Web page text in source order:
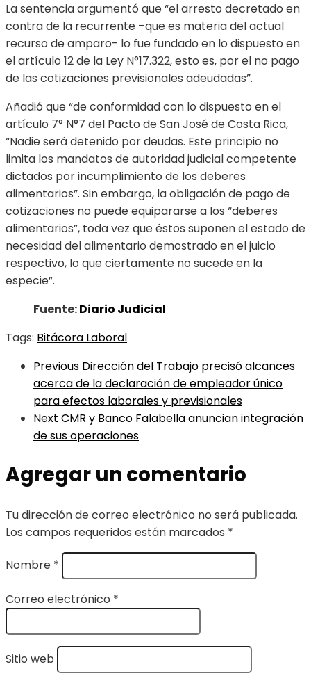
La sentencia argumentó que “el arresto decretado en
contra de la recurrente –que es materia del actual
recurso de amparo- lo fue fundado en lo dispuesto en
el artículo 12 de la Ley N°17.322, esto es, por el no pago
de las cotizaciones previsionales adeudadas”.
Añadió que “de conformidad con lo dispuesto en el
artículo 7° N°7 del Pacto de San José de Costa Rica,
“Nadie será detenido por deudas. Este principio no
limita los mandatos de autoridad judicial competente
dictados por incumplimiento de los deberes
alimentarios”. Sin embargo, la obligación de pago de
cotizaciones no puede equipararse a los “deberes
alimentarios”, toda vez que éstos suponen el estado de
necesidad del alimentario demostrado en el juicio
respectivo, lo que ciertamente no sucede en la
especie”.
Fuente:Diario Judicial
Tags: Bitácora Laboral
Previous Dirección del Trabajo precisó alcances
acerca de la declaración de empleador único
para efectos laborales y previsionales
Next CMR y Banco Falabella anuncian integración
de sus operaciones
Agregar un comentario
Tu dirección de correo electrónico no será publicada.
Los campos requeridos están marcados *
Nombre *
Correo electrónico *
Sitio web